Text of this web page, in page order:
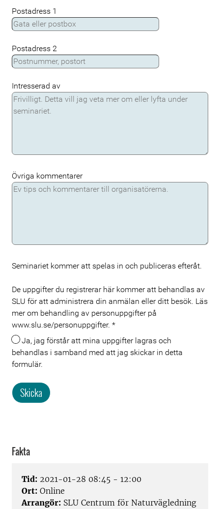
Postadress 1
Postadress 2
Intresserad av
Övriga kommentarer
Seminariet kommer att spelas in och publiceras efteråt.
De uppgifter du registrerar här kommer att behandlas av
SLU för att administrera din anmälan eller ditt besök. Läs
mer om behandling av personuppgifter på
www.slu.se/personuppgifter. *
Ja, jag förstår att mina uppgifter lagras och
behandlas i samband med att jag skickar in detta
formulär.
Skicka
Fakta
Tid: 2021-01-28 08:45 - 12:00
Ort: Online
Arrangör: SLU Centrum för Naturvägledning